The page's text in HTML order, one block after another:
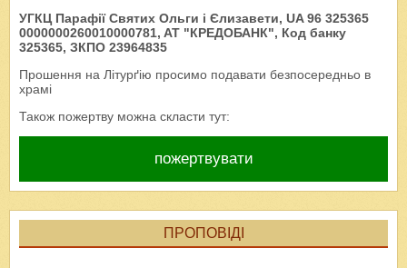
УГКЦ Парафії Святих Ольги і Єлизавети, UA 96 325365
0000000260010000781, AT "КРЕДОБАНК", Код банку
325365, ЗКПО 23964835
Прошення на Літурґію просимо подавати безпосередньо в
храмі
Також пожертву можна скласти тут:
пожертвувати
ПРОПОВІДІ